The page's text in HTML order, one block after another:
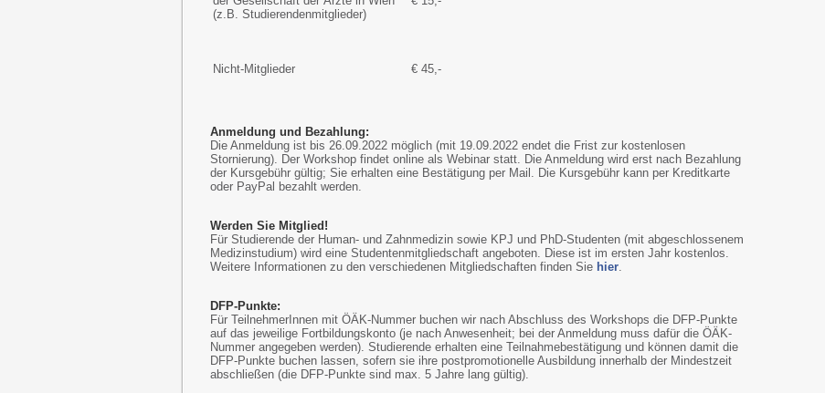
(z.B. Studierendenmitglieder)
Nicht-Mitglieder € 45,-
Anmeldung und Bezahlung:
Die Anmeldung ist bis 26.09.2022 möglich (mit 19.09.2022 endet die Frist zur kostenlosen
Stornierung). Der Workshop findet online als Webinar statt. Die Anmeldung wird erst nach Bezahlung
der Kursgebühr gültig; Sie erhalten eine Bestätigung per Mail. Die Kursgebühr kann per Kreditkarte
oder PayPal bezahlt werden.
Werden Sie Mitglied!
Für Studierende der Human- und Zahnmedizin sowie KPJ und PhD-Studenten (mit abgeschlossenem
Medizinstudium) wird eine Studentenmitgliedschaft angeboten. Diese ist im ersten Jahr kostenlos.
Weitere Informationen zu den verschiedenen Mitgliedschaften finden Sie hier.
DFP-Punkte:
Für TeilnehmerInnen mit ÖÄK-Nummer buchen wir nach Abschluss des Workshops die DFP-Punkte
auf das jeweilige Fortbildungskonto (je nach Anwesenheit; bei der Anmeldung muss dafür die ÖÄK-
Nummer angegeben werden). Studierende erhalten eine Teilnahmebestätigung und können damit die
DFP-Punkte buchen lassen, sofern sie ihre postpromotionelle Ausbildung innerhalb der Mindestzeit
abschließen (die DFP-Punkte sind max. 5 Jahre lang gültig).